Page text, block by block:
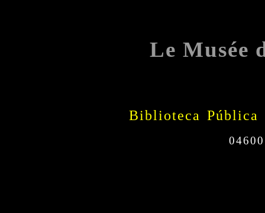
Le Musée
Biblioteca Pública